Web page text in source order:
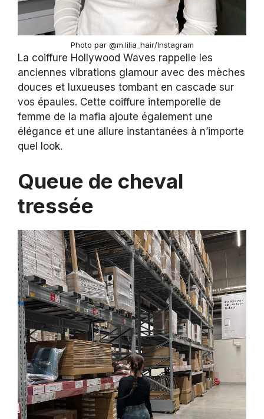
Photo par @m.lilia_hair/Instagram
La coiffure Hollywood Waves rappelle les
anciennes vibrations glamour avec des mèches
douces et luxueuses tombant en cascade sur
vos épaules. Cette coiffure intemporelle de
femme de la mafia ajoute également une
élégance et une allure instantanées à n’importe
quel look.
Queue de cheval
tressée